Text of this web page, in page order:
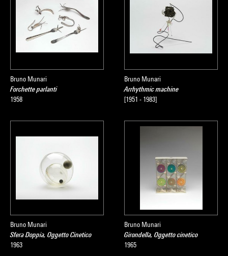
Bruno Munari
Forchette parlanti
1958
Bruno Munari
Arrhythmic machine
[1951 - 1983]
Bruno Munari
Sfera Doppia, Oggetto Cinetico
1963
Bruno Munari
Girondella, Oggetto cinetico
1965